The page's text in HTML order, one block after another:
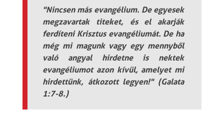
"Nincsen más evangélium. De egyesek
megzavartak titeket, és el akarják
ferdíteni Krisztus evangéliumát. De ha
még mi magunk vagy egy mennyből
való angyal hirdetne is nektek
evangéliumot azon kívül, amelyet mi
hirdettünk, átkozott legyen!"(Galata
1:7-8.)